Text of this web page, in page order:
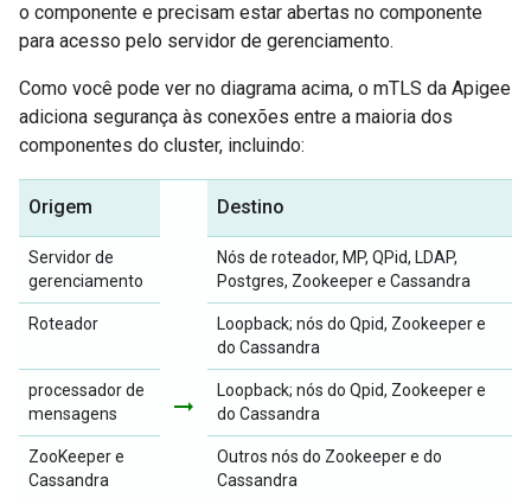
o componente e precisam estar abertas no componente
para acesso pelo servidor de gerenciamento.
Como você pode ver no diagrama acima, o mTLS da Apigee
adiciona segurança às conexões entre a maioria dos
componentes do cluster, incluindo:
Origem
arrow_right_alt
Destino
Servidor de
gerenciamento
Nós de roteador, MP, QPid, LDAP,
Postgres, Zookeeper e Cassandra
Roteador
Loopback; nós do Qpid, Zookeeper e
do Cassandra
processador de
mensagens
Loopback; nós do Qpid, Zookeeper e
do Cassandra
ZooKeeper e
Cassandra
Outros nós do Zookeeper e do
Cassandra